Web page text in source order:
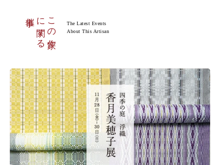
この作家
に関する
The Latest Events
About This Artisan